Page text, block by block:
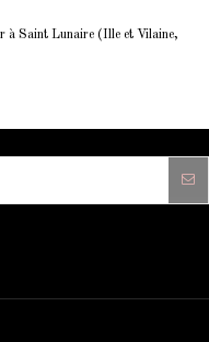
à Saint Lunaire (Ille et Vilaine,